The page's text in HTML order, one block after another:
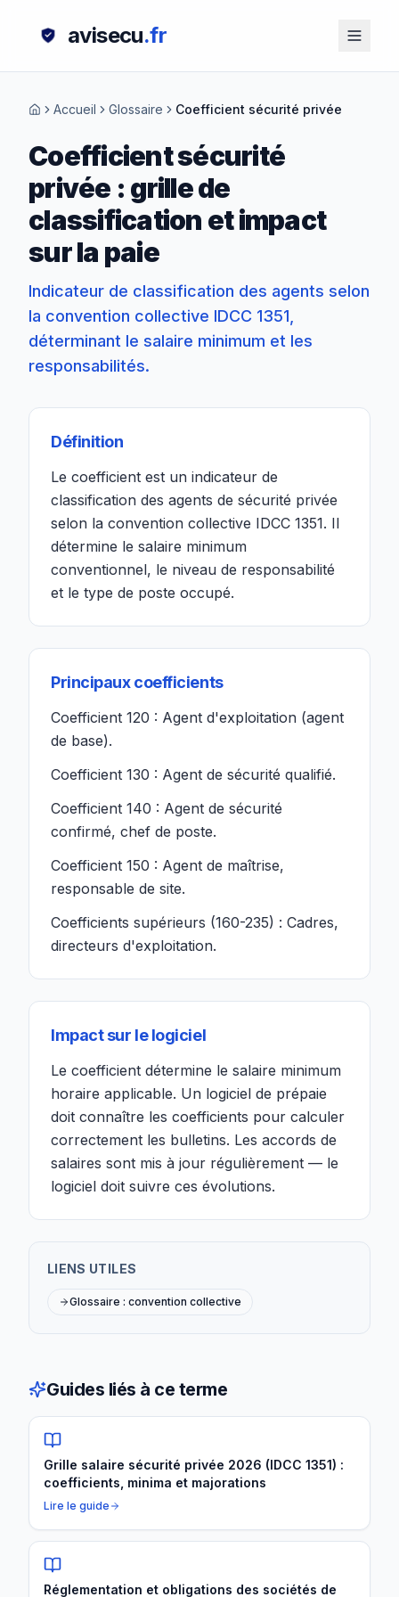
avisecu.fr
Accueil Glossaire Coefficient sécurité privée
Coefficient sécurité
privée : grille de
classification et impact
sur la paie
Indicateur de classification des agents selon
la convention collective IDCC 1351,
déterminant le salaire minimum et les
responsabilités.
Définition
Le coefficient est un indicateur de
classification des agents de sécurité privée
selon la convention collective IDCC 1351. Il
détermine le salaire minimum
conventionnel, le niveau de responsabilité
et le type de poste occupé.
Principaux coefficients
Coefficient 120 : Agent d'exploitation (agent
de base).
Coefficient 130 : Agent de sécurité qualifié.
Coefficient 140 : Agent de sécurité
confirmé, chef de poste.
Coefficient 150 : Agent de maîtrise,
responsable de site.
Coefficients supérieurs (160-235) : Cadres,
directeurs d'exploitation.
Impact sur le logiciel
Le coefficient détermine le salaire minimum
horaire applicable. Un logiciel de prépaie
doit connaître les coefficients pour calculer
correctement les bulletins. Les accords de
salaires sont mis à jour régulièrement — le
logiciel doit suivre ces évolutions.
LIENS UTILES
Glossaire : convention collective
Guides liés à ce terme
Grille salaire sécurité privée 2026 (IDCC 1351) :
coefficients, minima et majorations
Lire le guide
Réglementation et obligations des sociétés de